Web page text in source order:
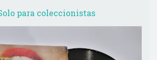
para coleccionistas